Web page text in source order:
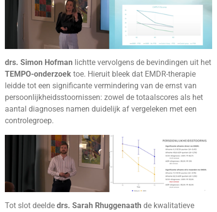
drs. Simon Hofman lichtte vervolgens de bevindingen uit het
TEMPO-onderzoek toe. Hieruit bleek dat EMDR-therapie
leidde tot een significante vermindering van de ernst van
persoonlijkheidsstoornissen: zowel de totaalscores als het
aantal diagnoses namen duidelijk af vergeleken met een
controlegroep.
Tot slot deelde drs. Sarah Rhuggenaath de kwalitatieve